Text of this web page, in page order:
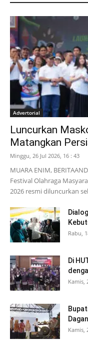
Advertorial
Luncurkan
Matangkan
Minggu, 26 Jul 2026, 16 : 43
MUARA ENIM,
Festival Olahraga
2026 resmi diluncurkan
Rabu,
Di
Kamis,
Kamis,